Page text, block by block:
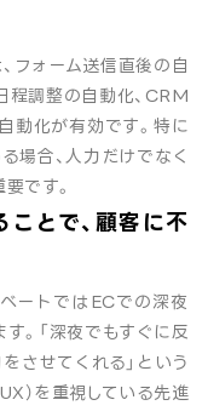
ォーム送信直後の自
程調整の自動化、CRM
動化が有効です。特に
場合、人力だけでなく
です。
とで、顧客に不
ートではECでの深夜
。「深夜でもすぐに反
させてくれる」という
）を重視している先進